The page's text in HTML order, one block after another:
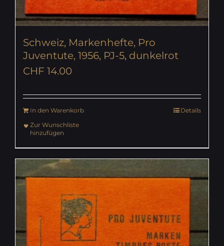
Schweiz, Markenhefte, Pro
Juventute, 1956, PJ-5, dunkelrot
CHF 14.00
In den Warenkorb
Details
Zur Wunschliste
hinzufügen